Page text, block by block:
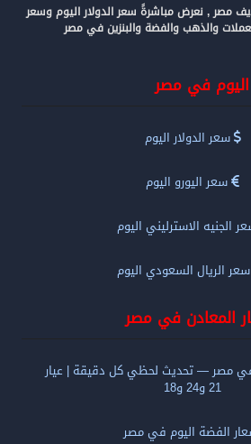
مصر , نعرض مباشرةً سعر الدولار اليوم وسعر
والذهب والفضة والبنزين في مصر
اليوم في مصر
سعر الدولار اليوم
سعر اليورو اليوم
الجنيه الاسترليني اليوم
سعر الريال السعودي اليوم
المعادن في مصر
مصر — تحديث لحظي كل دقيقة | عيار
21 و24 و18
الفضة اليوم في مصر